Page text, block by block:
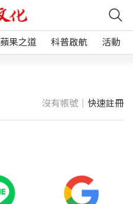
蘋果之道 科普啟航 活動
沒有帳號｜ 快速註冊